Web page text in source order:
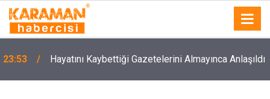
23:53 Hayatını Kaybettiği Gazetelerini Almayınca Anlaşıldı